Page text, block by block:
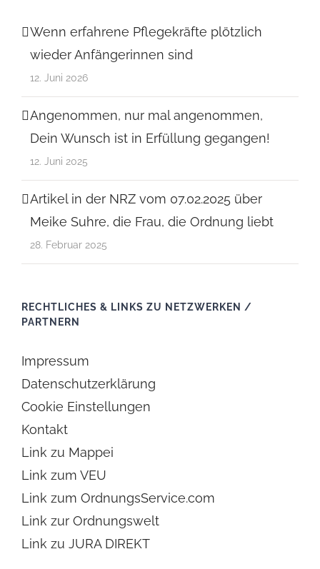
Wenn erfahrene Pflegekräfte plötzlich
wieder Anfängerinnen sind
12. Juni 2026
Angenommen, nur mal angenommen,
Dein Wunsch ist in Erfüllung gegangen!
12. Juni 2025
Artikel in der NRZ vom 07.02.2025 über
Meike Suhre, die Frau, die Ordnung liebt
28. Februar 2025
RECHTLICHES & LINKS ZU NETZWERKEN /
PARTNERN
Impressum
Datenschutzerklärung
Cookie Einstellungen
Kontakt
Link zu Mappei
Link zum VEU
Link zum OrdnungsService.com
Link zur Ordnungswelt
Link zu JURA DIREKT